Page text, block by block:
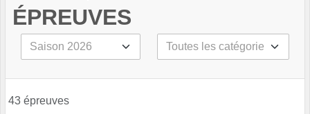
ÉPREUVES
43 épreuves